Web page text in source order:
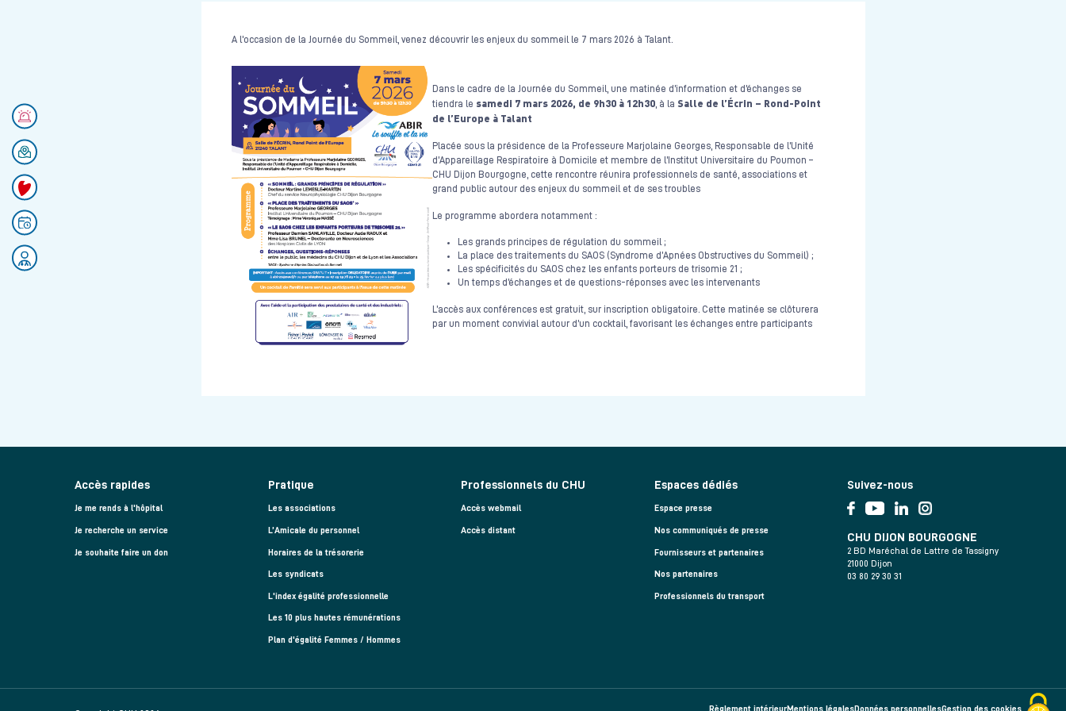
A l'occasion de la Journée du Sommeil, venez découvrir les enjeux du sommeil le 7 mars 2026 à Talant.
​Dans le cadre de la Journée du Sommeil, une matinée d’information et d’échanges se
tiendra le samedi 7 mars 2026, de 9h30 à 12h30 , à laSalle de l’Écrin – Rond-Point
de l’Europe à Talant
Placée sous la présidence de la Professeure Marjolaine Georges, Responsable de l’Unité
d’Appareillage Respiratoire à Domicile et membre de l’Institut Universitaire du Poumon –
CHU Dijon Bourgogne, cette rencontre réunira professionnels de santé, associations et
grand public autour des enjeux du sommeil et de ses troubles
Le programme abordera notamment :
Les grands principes de régulation du sommeil ;
La place des traitements du SAOS (Syndrome d’Apnées Obstructives du Sommeil) ;
Les spécificités du SAOS chez les enfants porteurs de trisomie 21 ;
Un temps d’échanges et de questions-réponses avec les intervenants
L’accès aux conférences est gratuit, sur inscription obligatoire. Cette matinée se clôturera
par un moment convivial autour d’un cocktail, favorisant les échanges entre participants
Accès rapides
Je me rends à l'hôpital
Je recherche un service
Je souhaite faire un don
Pratique
Les associations
L’Amicale du personnel
Horaires de la trésorerie
Les syndicats
L'index égalité professionnelle
Les 10 plus hautes rémunérations
Plan d'égalité Femmes / Hommes
Professionnels du CHU
Accès webmail
Accès distant
Espaces dédiés
Espace presse
Nos communiqués de presse
Fournisseurs et partenaires
Nos partenaires
Professionnels du transport
Suivez-nous
CHU DIJON BOURGOGNE
2 BD Maréchal de Lattre de Tassigny
21000 Dijon
03 80 29 30 31
Règlement intérieurMentions légalesDonnées personnellesGestion des cookies